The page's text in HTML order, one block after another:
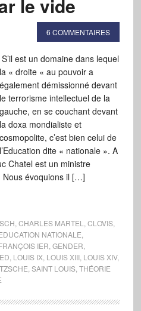
le vide
6 COMMENTAIRES
S’il est un domaine dans lequel
la « droite « au pouvoir a
également démissionné devant
le terrorisme intellectuel de la
gauche, en se couchant devant
la doxa mondialiste et
cosmopolite, c’est bien celui de
l’Education dite « nationale ». A
Chatel est un ministre
Nous évoquions il […]
CHARLES MARTEL CLOVIS,
NATIONALE
IER GENDER
LOUIS IX, LOUIS XIII, LOUIS XIV,
SAINT LOUIS, THÉORIE